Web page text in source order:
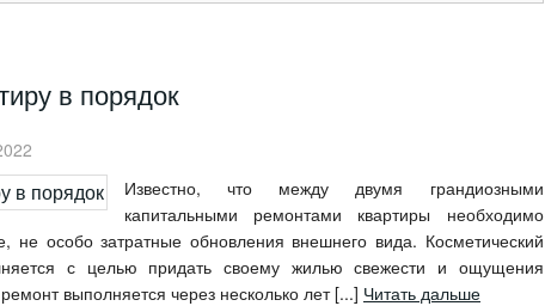
в порядок
Известно, что между двумя грандиозными
капитальными ремонтами квартиры необходимо
не особо затратные обновления внешнего вида. Косметический
с целью придать своему жилью свежести и ощущения
выполняется через несколько лет [...] Читать дальше